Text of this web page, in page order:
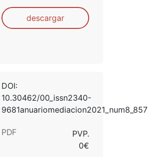
descargar
DOI:
10.30462/00_issn2340-
9681anuariomediacion2021_num8_857
PDF
PVP.
0€